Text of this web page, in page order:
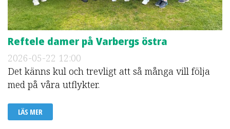
Reftele damer på Varbergs östra
2026-05-22 12:00
Det känns kul och trevligt att så många vill följa
med på våra utflykter.
LÄS MER